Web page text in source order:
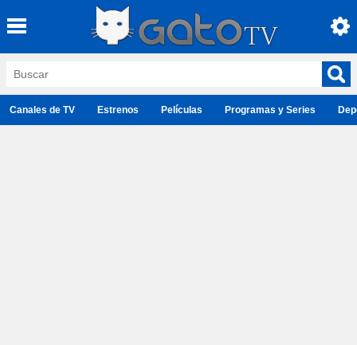
Canales de TV Estrenos Películas Programas y Series